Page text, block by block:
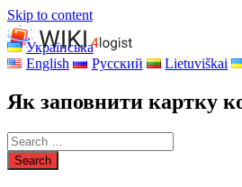
Skip to content
Українська
English
Русский Lietuviškai
Як заповнити картку